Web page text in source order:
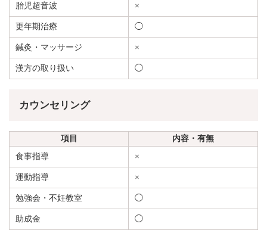
胎児超音波 ×
更年期治療 ◯
鍼灸・マッサージ ×
漢方の取り扱い ◯
カウンセリング
項目
内容・有無
食事指導
×
運動指導 ×
勉強会・不妊教室 ◯
助成金 ◯